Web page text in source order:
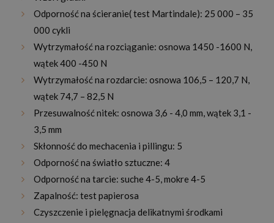
Odporność na ścieranie( test Martindale): 25 000 – 35
000 cykli
Wytrzymałość na rozciąganie: osnowa 1450 -1600 N,
wątek 400 -450 N
Wytrzymałość na rozdarcie: osnowa 106,5 – 120,7 N,
wątek 74,7 – 82,5 N
Przesuwalność nitek: osnowa 3,6 - 4,0 mm, wątek 3,1 -
3,5 mm
Skłonność do mechacenia i pillingu: 5
Odporność na światło sztuczne: 4
Odporność na tarcie: suche 4-5, mokre 4-5
Zapalność: test papierosa
Czyszczenie i pielęgnacja delikatnymi środkami